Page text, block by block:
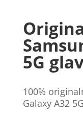
5G
100%
Galaxy A32